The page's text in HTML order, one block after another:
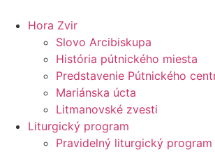
Hora Zvir
Slovo Arcibiskupa
História pútnického miesta
Predstavenie Pútnického
Mariánska úcta
Litmanovské zvesti
Liturgický program
Pravidelný liturgický